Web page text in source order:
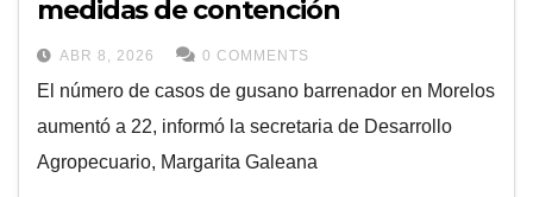
medidas de contención
ABR 8, 2026 0 COMMENTS
El número de casos de gusano barrenador en Morelos
aumentó a 22, informó la secretaria de Desarrollo
Agropecuario, Margarita Galeana